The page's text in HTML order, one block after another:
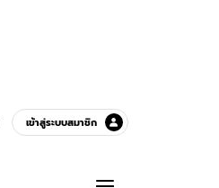
เข้าสู่ระบบสมาชิก